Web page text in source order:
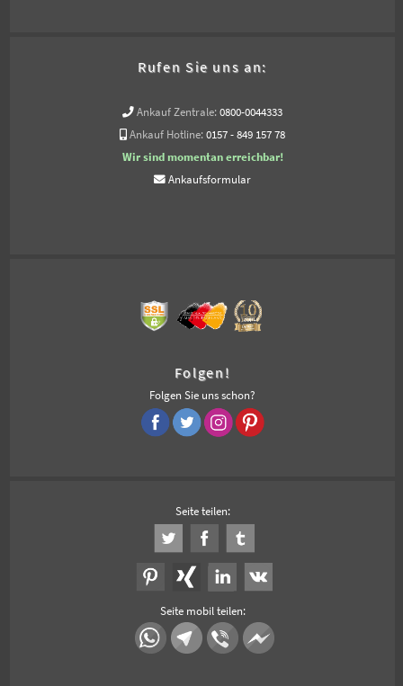
Rufen Sie uns an:
Ankauf Zentrale: 0800-0044333
Ankauf Hotline: 0157 - 849 157 78
Wir sind momentan erreichbar!
Ankaufsformular
Folgen!
Folgen Sie uns schon?
Seite teilen:
Seite mobil teilen: